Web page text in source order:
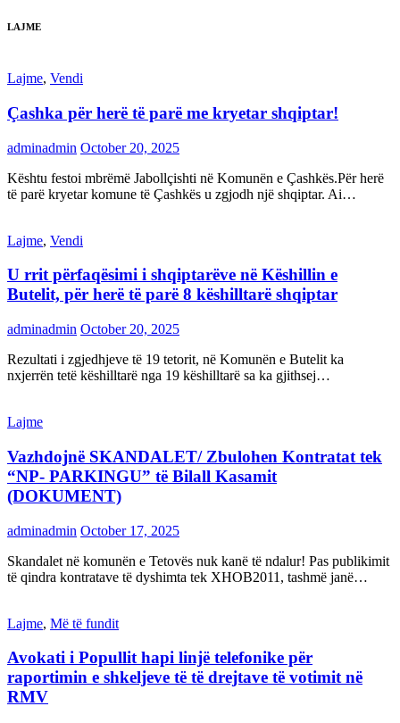
LAJME
Lajme, Vendi
Çashka për herë të parë me kryetar shqiptar!
adminadmin October 20, 2025
Kështu festoi mbrëmë Jabollçishti në Komunën e Çashkës.Për herë
të parë kryetar komune të Çashkës u zgjodh një shqiptar. Ai…
Lajme, Vendi
U rrit përfaqësimi i shqiptarëve në Këshillin e
Butelit, për herë të parë 8 këshilltarë shqiptar
adminadmin October 20, 2025
Rezultati i zgjedhjeve të 19 tetorit, në Komunën e Butelit ka
nxjerrën tetë këshilltarë nga 19 këshilltarë sa ka gjithsej…
Lajme
Vazhdojnë SKANDALET/ Zbulohen Kontratat tek
“NP- PARKINGU” të Bilall Kasamit
(DOKUMENT)
adminadmin October 17, 2025
Skandalet në komunën e Tetovës nuk kanë të ndalur! Pas publikimit
të qindra kontratave të dyshimta tek XHOB2011, tashmë janë…
Lajme, Më të fundit
Avokati i Popullit hapi linjë telefonike për
raportimin e shkeljeve të të drejtave të votimit në
RMV